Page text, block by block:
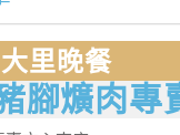
里晚餐
腳爌肉專